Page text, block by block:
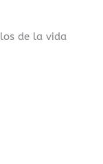
de la vida